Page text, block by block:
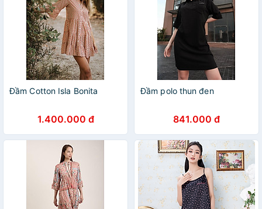
Đầm Cotton Isla Bonita
1.400.000 đ
Đầm polo thun đen
841.000 đ